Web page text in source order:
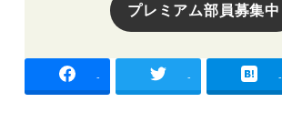
プレミアム部員募集中
- - -